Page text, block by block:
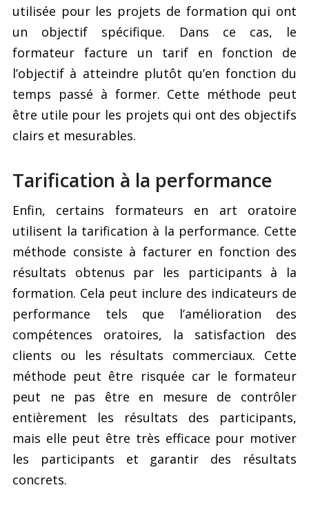
utilisée pour les projets de formation qui ont
un objectif spécifique. Dans ce cas, le
formateur facture un tarif en fonction de
l’objectif à atteindre plutôt qu’en fonction du
temps passé à former. Cette méthode peut
être utile pour les projets qui ont des objectifs
clairs et mesurables.
Tarification à la performance
Enfin, certains formateurs en art oratoire
utilisent la tarification à la performance. Cette
méthode consiste à facturer en fonction des
résultats obtenus par les participants à la
formation. Cela peut inclure des indicateurs de
performance tels que l’amélioration des
compétences oratoires, la satisfaction des
clients ou les résultats commerciaux. Cette
méthode peut être risquée car le formateur
peut ne pas être en mesure de contrôler
entièrement les résultats des participants,
mais elle peut être très efficace pour motiver
les participants et garantir des résultats
concrets.